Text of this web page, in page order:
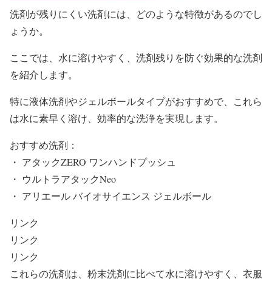
洗剤が残りにくい洗剤には、どのような特徴があるのでし
ょうか。
ここでは、水に溶けやすく、洗剤残りを防ぐ効果的な洗剤
を紹介します。
特に液体洗剤やジェルボールタイプがおすすめで、これら
は水に素早く溶け、効率的な洗浄を実現します。
おすすめ洗剤：
・ アタックZERO ワンハンドプッシュ
・ ウルトラアタックNeo
・ アリエール バイオサイエンス ジェルボール
リンク
リンク
リンク
これらの洗剤は、粉末洗剤に比べて水に溶けやすく、衣服